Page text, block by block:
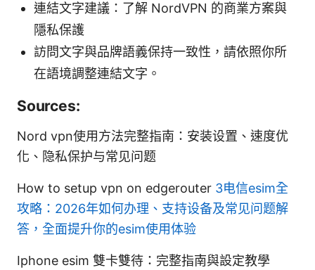
連結文字建議：了解 NordVPN 的商業方案與
隱私保護
訪問文字與品牌語義保持一致性，請依照你所
在語境調整連結文字。
Sources:
Nord vpn使用方法完整指南：安装设置、速度优
化、隐私保护与常见问题
How to setup vpn on edgerouter 3电信esim全
攻略：2026年如何办理、支持设备及常见问题解
答，全面提升你的esim使用体验
Iphone esim 雙卡雙待：完整指南與設定教學